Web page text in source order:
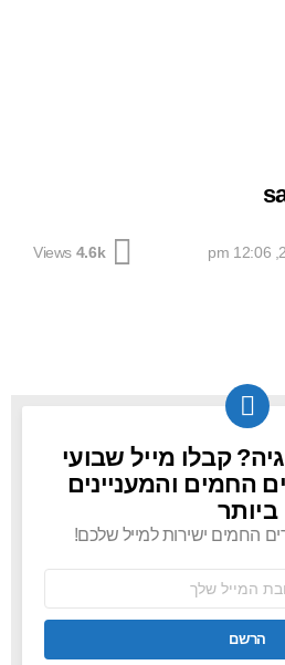
4.6k
Views
קבלו מייל שבועי
החמים והמעניינים
ביותר
החמים ישירות למייל שלכם!